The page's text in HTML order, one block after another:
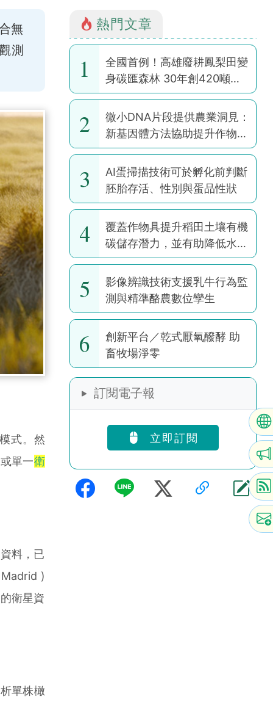
無
測
式。然
單一衛
料，已
)
衛星資
單株橄
熱門文章
1
全國首例！高雄廢耕鳳梨田變
身碳匯森林 30年創420噸碳
權
2
微小DNA片段提供農業洞見：
新基因體方法協助提升作物韌
性
3
AI蛋掃描技術可於孵化前判斷
胚胎存活、性別與蛋品性狀
4
覆蓋作物具提升稻田土壤有機
碳儲存潛力，並有助降低水稻
耕作全球暖化潛勢
5
影像辨識技術支援乳牛行為監
測與精準酪農數位孿生
6
創新平台／乾式厭氧醱酵 助
畜牧場淨零
訂閱電子報
立即訂閱